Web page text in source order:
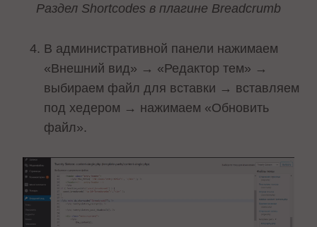
Раздел Shortcodes в плагине Breadcrumb
В административной панели нажимаем
«Внешний вид» → «Редактор тем» →
выбираем файл для вставки → вставляем
под хедером → нажимаем «Обновить
файл».